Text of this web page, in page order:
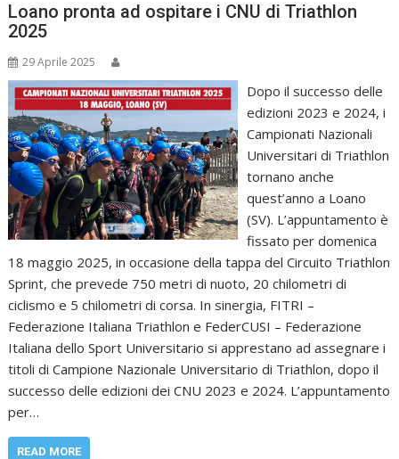
Loano pronta ad ospitare i CNU di Triathlon
2025
29 Aprile 2025
Dopo il successo delle
edizioni 2023 e 2024, i
Campionati Nazionali
Universitari di Triathlon
tornano anche
quest’anno a Loano
(SV). L’appuntamento è
fissato per domenica
18 maggio 2025, in occasione della tappa del Circuito Triathlon
Sprint, che prevede 750 metri di nuoto, 20 chilometri di
ciclismo e 5 chilometri di corsa. In sinergia, FITRI –
Federazione Italiana Triathlon e FederCUSI – Federazione
Italiana dello Sport Universitario si apprestano ad assegnare i
titoli di Campione Nazionale Universitario di Triathlon, dopo il
successo delle edizioni dei CNU 2023 e 2024. L’appuntamento
per…
READ MORE